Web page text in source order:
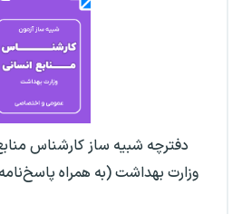
دفترچه شبیه ساز کارشناس
وزارت بهداشت (به همراه